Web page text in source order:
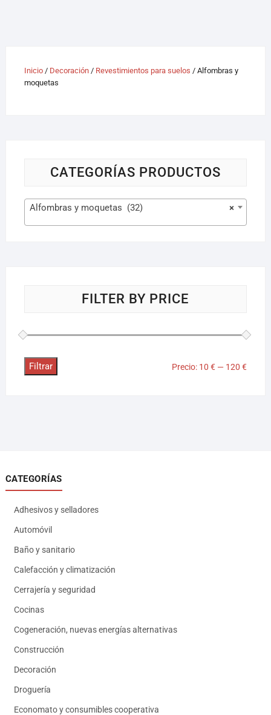
Inicio/ Decoración/ Revestimientos para suelos / Alfombras y
moquetas
CATEGORÍAS PRODUCTOS
×
Alfombras y moquetas (32)
FILTER BY PRICE
Filtrar Precio: 10 € — 120 €
CATEGORÍAS
Adhesivos y selladores
Automóvil
Baño y sanitario
Calefacción y climatización
Cerrajería y seguridad
Cocinas
Cogeneración, nuevas energías alternativas
Construcción
Decoración
Droguería
Economato y consumibles cooperativa